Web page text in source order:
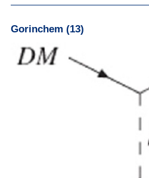
Gorinchem (13)